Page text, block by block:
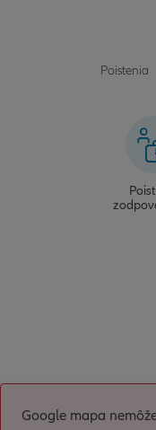
Poistenia
Google mapa